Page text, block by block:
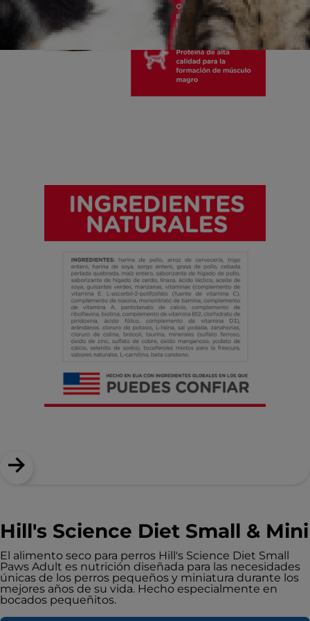
Hill's Science Diet Small & Mini
El alimento seco para perros Hill's Science Diet Small
Paws Adult es nutrición diseñada para las necesidades
únicas de los perros pequeños y miniatura durante los
mejores años de su vida. Hecho especialmente en
bocados pequeñitos.